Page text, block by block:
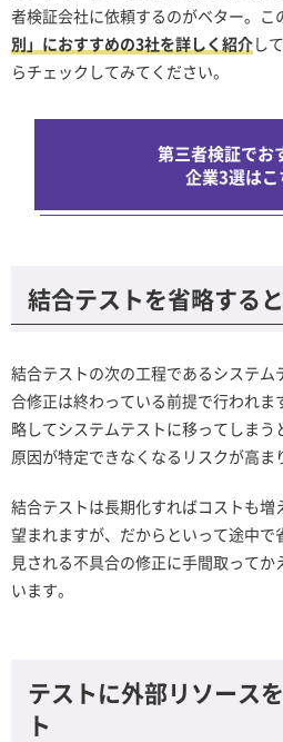
者検証会社に依頼するのがベター。こ
別」におすすめの3社を詳しく紹介し
らチェックしてみてください。
第三者検証でお
企業3選はこ
結合テストを省略する
結合テストの次の工程であるシステム
合修正は終わっている前提で行われま
略してシステムテストに移ってしまう
原因が特定できなくなるリスクが高ま
結合テストは長期化すればコストも
望まれますが、だからといって途中
見される不具合の修正に手間取って
います。
テストに外部リソース
ト